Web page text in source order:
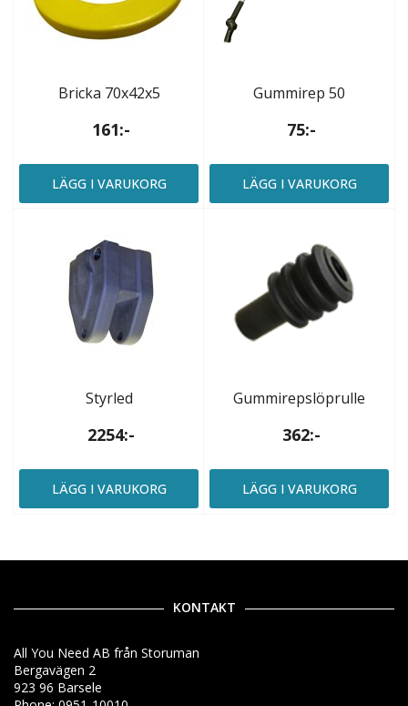
Bricka 70x42x5
161:-
LÄGG I VARUKORG
Gummirep 50
75:-
LÄGG I VARUKORG
Styrled
2254:-
LÄGG I VARUKORG
Gummirepslöprulle
362:-
LÄGG I VARUKORG
KONTAKT
All You Need AB från Storuman
Bergavägen 2
923 96 Barsele